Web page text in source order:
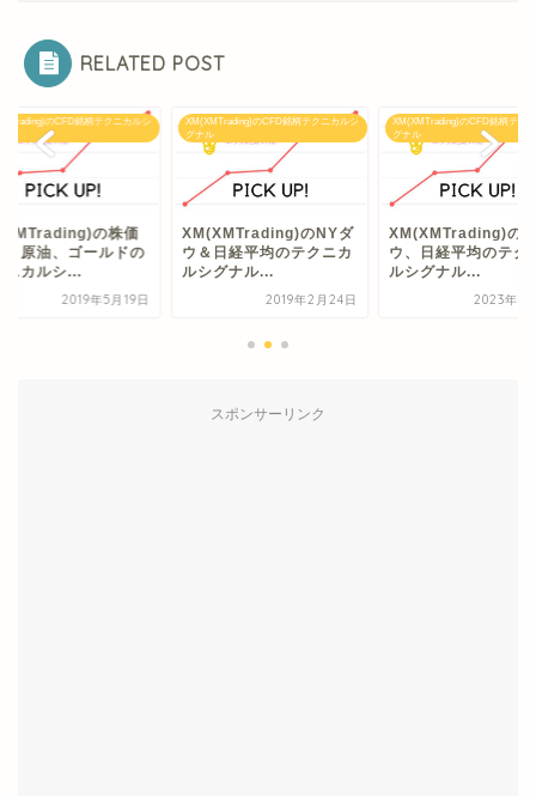
RELATED POST
のCFD銘柄テクニカルシ
の株価
、原油、ゴールドの
ニカルシ...
2019年5月19日
XM(XMTrading)のCFD銘柄テクニカルシ
グナル
XM(XMTrading)のNYダ
ウ＆日経平均のテクニカ
ルシグナル...
2019年2月24日
XM(XMTrading)のCFD銘柄テク
グナル
XM(XMTrading)の
ウ、日経平均のテク
ルシグナル...
2023年8
スポンサーリンク